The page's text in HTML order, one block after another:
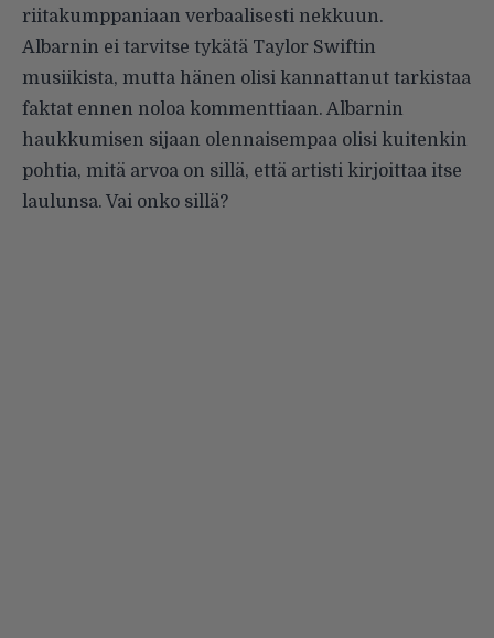
riitakumppaniaan verbaalisesti nekkuun.
Albarnin ei tarvitse tykätä Taylor Swiftin
musiikista, mutta hänen olisi kannattanut tarkistaa
faktat ennen noloa kommenttiaan. Albarnin
haukkumisen sijaan olennaisempaa olisi kuitenkin
pohtia, mitä arvoa on sillä, että artisti kirjoittaa itse
laulunsa. Vai onko sillä?